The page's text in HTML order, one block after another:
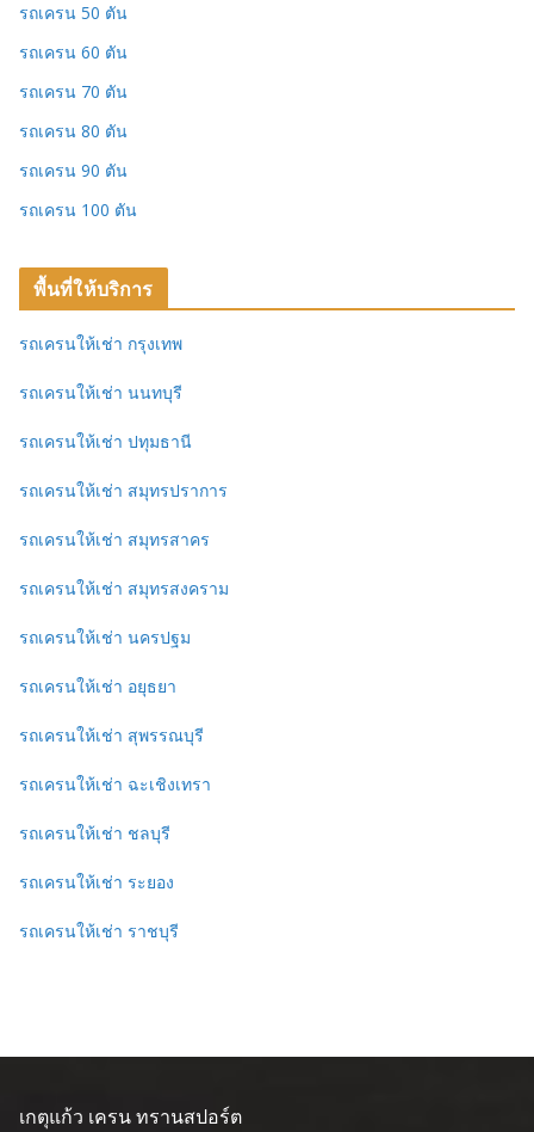
รถเครน 50 ตัน
รถเครน 60 ตัน
รถเครน 70 ตัน
รถเครน 80 ตัน
รถเครน 90 ตัน
รถเครน 100 ตัน
พื้นที่ให้บริการ
รถเครนให้เช่า กรุงเทพ
รถเครนให้เช่า นนทบุรี
รถเครนให้เช่า ปทุมธานี
รถเครนให้เช่า สมุทรปราการ
รถเครนให้เช่า สมุทรสาคร
รถเครนให้เช่า สมุทรสงคราม
รถเครนให้เช่า นครปฐม
รถเครนให้เช่า อยุธยา
รถเครนให้เช่า สุพรรณบุรี
รถเครนให้เช่า ฉะเชิงเทรา
รถเครนให้เช่า ชลบุรี
รถเครนให้เช่า ระยอง
รถเครนให้เช่า ราชบุรี
เกตุแก้ว เครน ทรานสปอร์ต